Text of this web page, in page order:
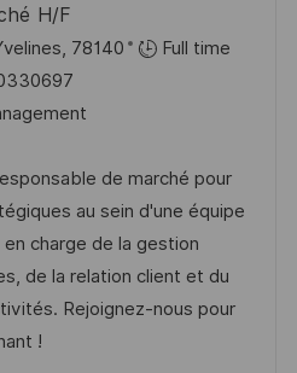
H/F
78140
Full time
de marché pour
au sein d'une équipe
charge de la gestion
de la relation client et du
Rejoignez-nous pour
!